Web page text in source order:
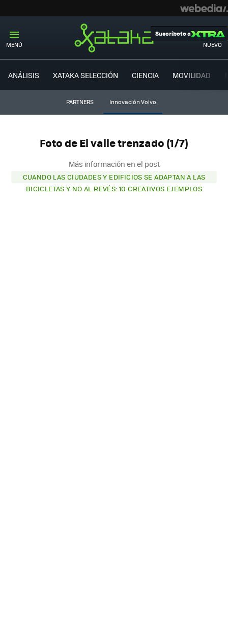
MENÚ NUEVO
Suscríbete a
ANÁLISIS XATAKA SELECCIÓN CIENCIA MOVILIDAD
PARTNERS Innovación Volvo
Foto de El valle trenzado (1/7)
Más información en el post
CUANDO LAS CIUDADES Y EDIFICIOS SE ADAPTAN A LAS
BICICLETAS Y NO AL REVÉS: 10 CREATIVOS EJEMPLOS